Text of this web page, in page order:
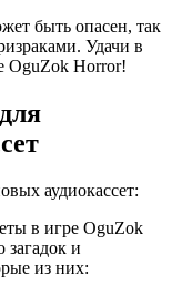
быть опасен, так
Удачи в
OguZok Horror!
аудиокассет:
в игре OguZok
загадок и
из них: